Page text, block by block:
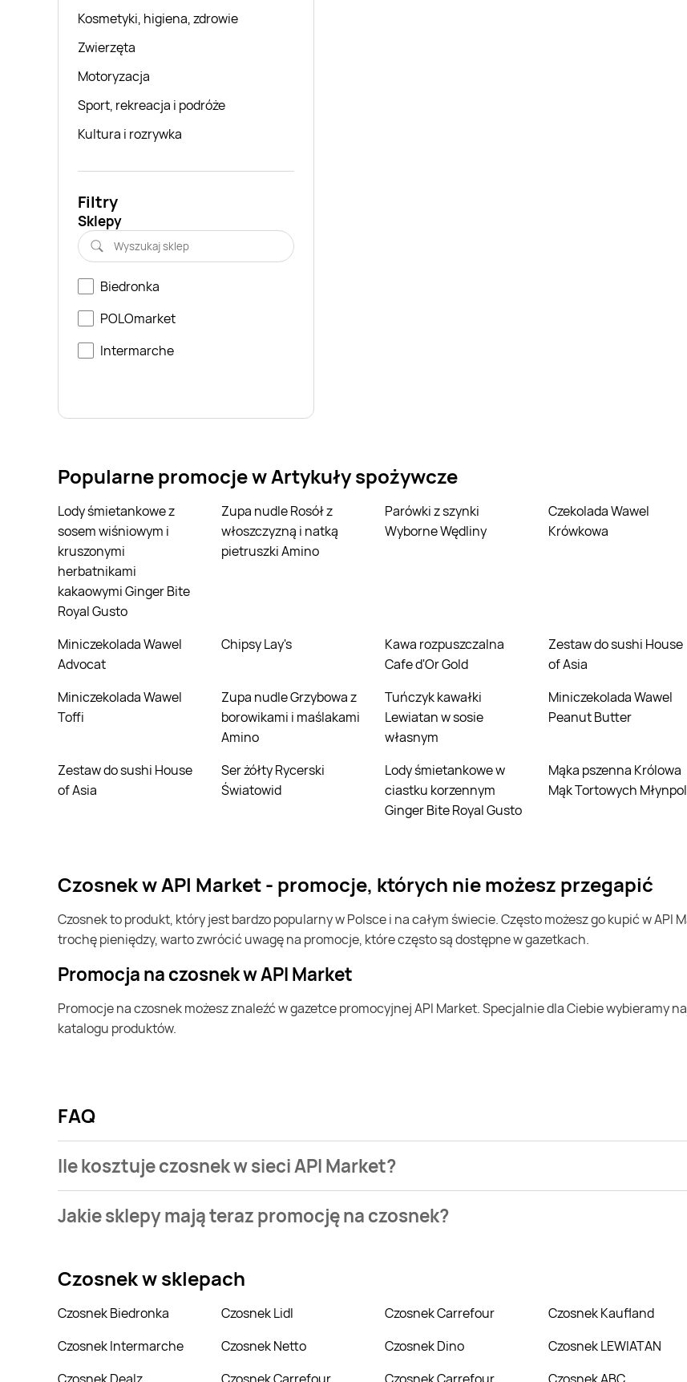
Kosmetyki, higiena, zdrowie
Zwierzęta
Motoryzacja
Sport, rekreacja i podróże
Kultura i rozrywka
Filtry
Sklepy
Biedronka
POLOmarket
Intermarche
Popularne promocje w Artykuły spożywcze
Lody śmietankowe z
sosem wiśniowym i
kruszonymi
herbatnikami
kakaowymi Ginger Bite
Royal Gusto
Zupa nudle Rosół z
włoszczyzną i natką
pietruszki Amino
Parówki z szynki
Wyborne Wędliny
Czekolada Wawel
Krówkowa
Miniczekolada Wawel
Advocat
Chipsy Lay's
Kawa rozpuszczalna
Cafe d'Or Gold
Zestaw do sushi House
of Asia
Miniczekolada Wawel
Toffi
Zupa nudle Grzybowa z
borowikami i maślakami
Amino
Tuńczyk kawałki
Lewiatan w sosie
własnym
Miniczekolada Wawel
Peanut Butter
Zestaw do sushi House
of Asia
Ser żółty Rycerski
Światowid
Lody śmietankowe w
ciastku korzennym
Ginger Bite Royal Gusto
Mąka pszenna Królowa
Mąk Tortowych Młynpol
czosnek w API Market - promocje, których nie możesz przegapić
czosnek to produkt, który jest bardzo popularny w Polsce i na całym świecie. Często możesz go kupić w API Market. Jeśli chcesz kupić czosnek i chcesz zaoszczędzić
trochę pieniędzy, warto zwrócić uwagę na promocje, które często są dostępne w gazetkach.
Promocja na czosnek w API Market
Promocje na czosnek możesz znaleźć w gazetce promocyjnej API Market. Specjalnie dla Ciebie wybieramy najatrakcyjniejsze oferty i prezentujemy je w formie
katalogu produktów.
FAQ
Ile kosztuje czosnek w sieci API Market?
Market.
Jakie sklepy mają teraz promocję na czosnek?
Czosnekw sklepach
Czosnek Biedronka Czosnek Lidl Czosnek Carrefour Czosnek Kaufland
Czosnek Intermarche
Czosnek Netto Czosnek Dino Czosnek LEWIATAN